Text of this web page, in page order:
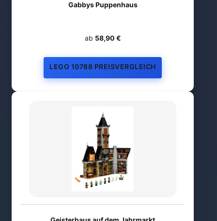
Gabbys Puppenhaus
ab 58,90 €
LEGO 10788 PREISVERGLEICH